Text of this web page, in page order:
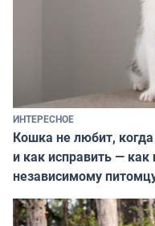
ИНТЕРЕСНОЕ
Кошка не любит,
и как исправить —
независимому